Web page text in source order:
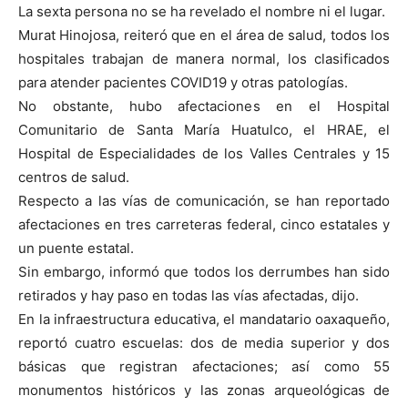
La sexta persona no se ha revelado el nombre ni el lugar.
Murat Hinojosa, reiteró que en el área de salud, todos los
hospitales trabajan de manera normal, los clasificados
para atender pacientes COVID19 y otras patologías.
No obstante, hubo afectaciones en el Hospital
Comunitario de Santa María Huatulco, el HRAE, el
Hospital de Especialidades de los Valles Centrales y 15
centros de salud.
Respecto a las vías de comunicación, se han reportado
afectaciones en tres carreteras federal, cinco estatales y
un puente estatal.
Sin embargo, informó que todos los derrumbes han sido
retirados y hay paso en todas las vías afectadas, dijo.
En la infraestructura educativa, el mandatario oaxaqueño,
reportó cuatro escuelas: dos de media superior y dos
básicas que registran afectaciones; así como 55
monumentos históricos y las zonas arqueológicas de